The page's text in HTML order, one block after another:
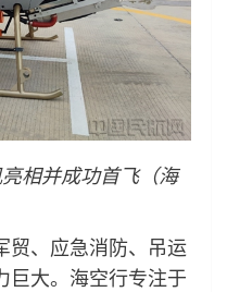
相并成功首飞（海
贸、应急消防、吊运
巨大。海空行专注于